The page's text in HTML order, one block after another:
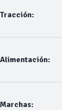
Tracción:
Alimentación:
Marchas: